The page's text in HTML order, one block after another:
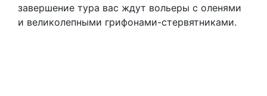
завершение тура вас ждут вольеры с оленями
и великолепными грифонами-стервятниками.